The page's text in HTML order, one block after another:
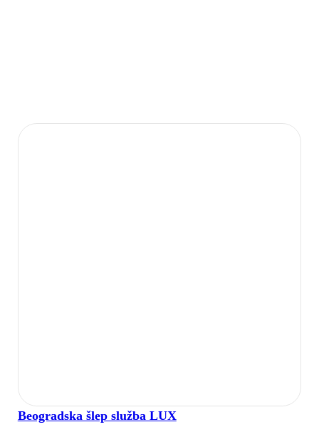
Beogradska šlep služba LUX